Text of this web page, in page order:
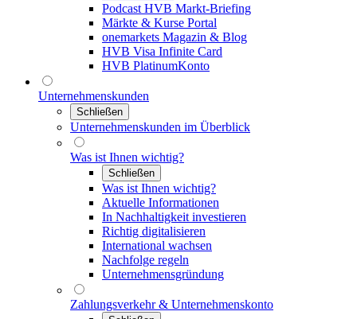
Podcast HVB Markt-Briefing
Märkte & Kurse Portal
onemarkets Magazin & Blog
HVB Visa Infinite Card
HVB PlatinumKonto
Unternehmenskunden
Schließen
Unternehmenskunden im Überblick
Was ist Ihnen wichtig?
Schließen
Was ist Ihnen wichtig?
Aktuelle Informationen
In Nachhaltigkeit investieren
Richtig digitalisieren
International wachsen
Nachfolge regeln
Unternehmensgründung
Zahlungsverkehr & Unternehmenskonto